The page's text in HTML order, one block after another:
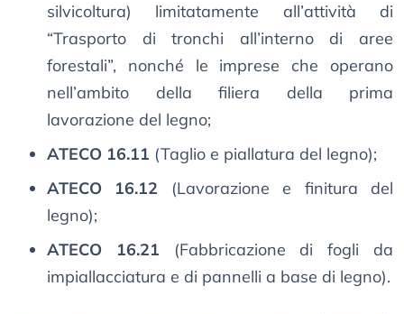
silvicoltura) limitatamente all’attività di
“Trasporto di tronchi all’interno di aree
forestali”, nonché le imprese che operano
nell’ambito della filiera della prima
lavorazione del legno;
ATECO 16.11 (Taglio e piallatura del legno);
ATECO 16.12 (Lavorazione e finitura del
legno);
ATECO 16.21 (Fabbricazione di fogli da
impiallacciatura e di pannelli a base di legno).